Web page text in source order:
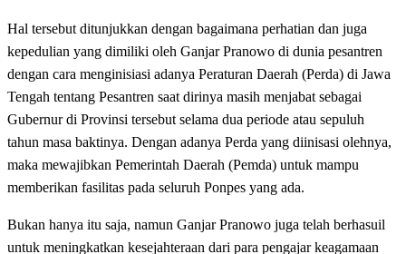
Hal tersebut ditunjukkan dengan bagaimana perhatian dan juga
kepedulian yang dimiliki oleh Ganjar Pranowo di dunia pesantren
dengan cara menginisiasi adanya Peraturan Daerah (Perda) di Jawa
Tengah tentang Pesantren saat dirinya masih menjabat sebagai
Gubernur di Provinsi tersebut selama dua periode atau sepuluh
tahun masa baktinya. Dengan adanya Perda yang diinisasi olehnya,
maka mewajibkan Pemerintah Daerah (Pemda) untuk mampu
memberikan fasilitas pada seluruh Ponpes yang ada.
Bukan hanya itu saja, namun Ganjar Pranowo juga telah berhasuil
untuk meningkatkan kesejahteraan dari para pengajar keagamaan